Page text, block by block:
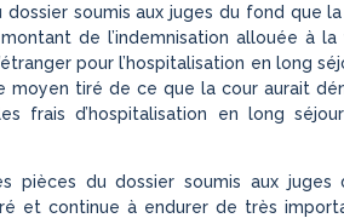
soumis aux juges du fond que
de l’indemnisation allouée à la
pour l’hospitalisation en long
moyen tiré de ce que la cour aurait
frais d’hospitalisation en long
pièces du dossier soumis aux
et continue à endurer de très